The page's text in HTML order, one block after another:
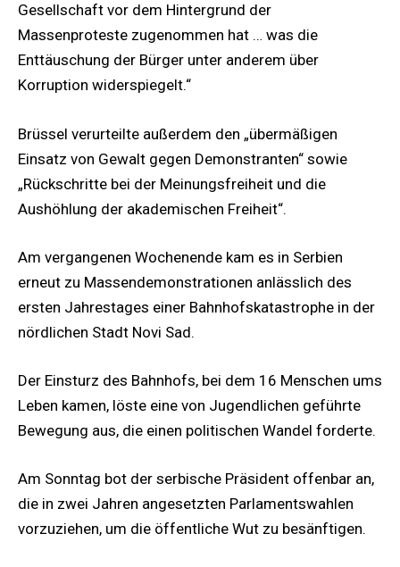
Gesellschaft vor dem Hintergrund der
Massenproteste zugenommen hat … was die
Enttäuschung der Bürger unter anderem über
Korruption widerspiegelt.“
Brüssel verurteilte außerdem den „übermäßigen
Einsatz von Gewalt gegen Demonstranten“ sowie
„Rückschritte bei der Meinungsfreiheit und die
Aushöhlung der akademischen Freiheit“.
Am vergangenen Wochenende kam es in Serbien
erneut zu Massendemonstrationen anlässlich des
ersten Jahrestages einer Bahnhofskatastrophe in der
nördlichen Stadt Novi Sad.
Der Einsturz des Bahnhofs, bei dem 16 Menschen ums
Leben kamen, löste eine von Jugendlichen geführte
Bewegung aus, die einen politischen Wandel forderte.
Am Sonntag bot der serbische Präsident offenbar an,
die in zwei Jahren angesetzten Parlamentswahlen
vorzuziehen, um die öffentliche Wut zu besänftigen.